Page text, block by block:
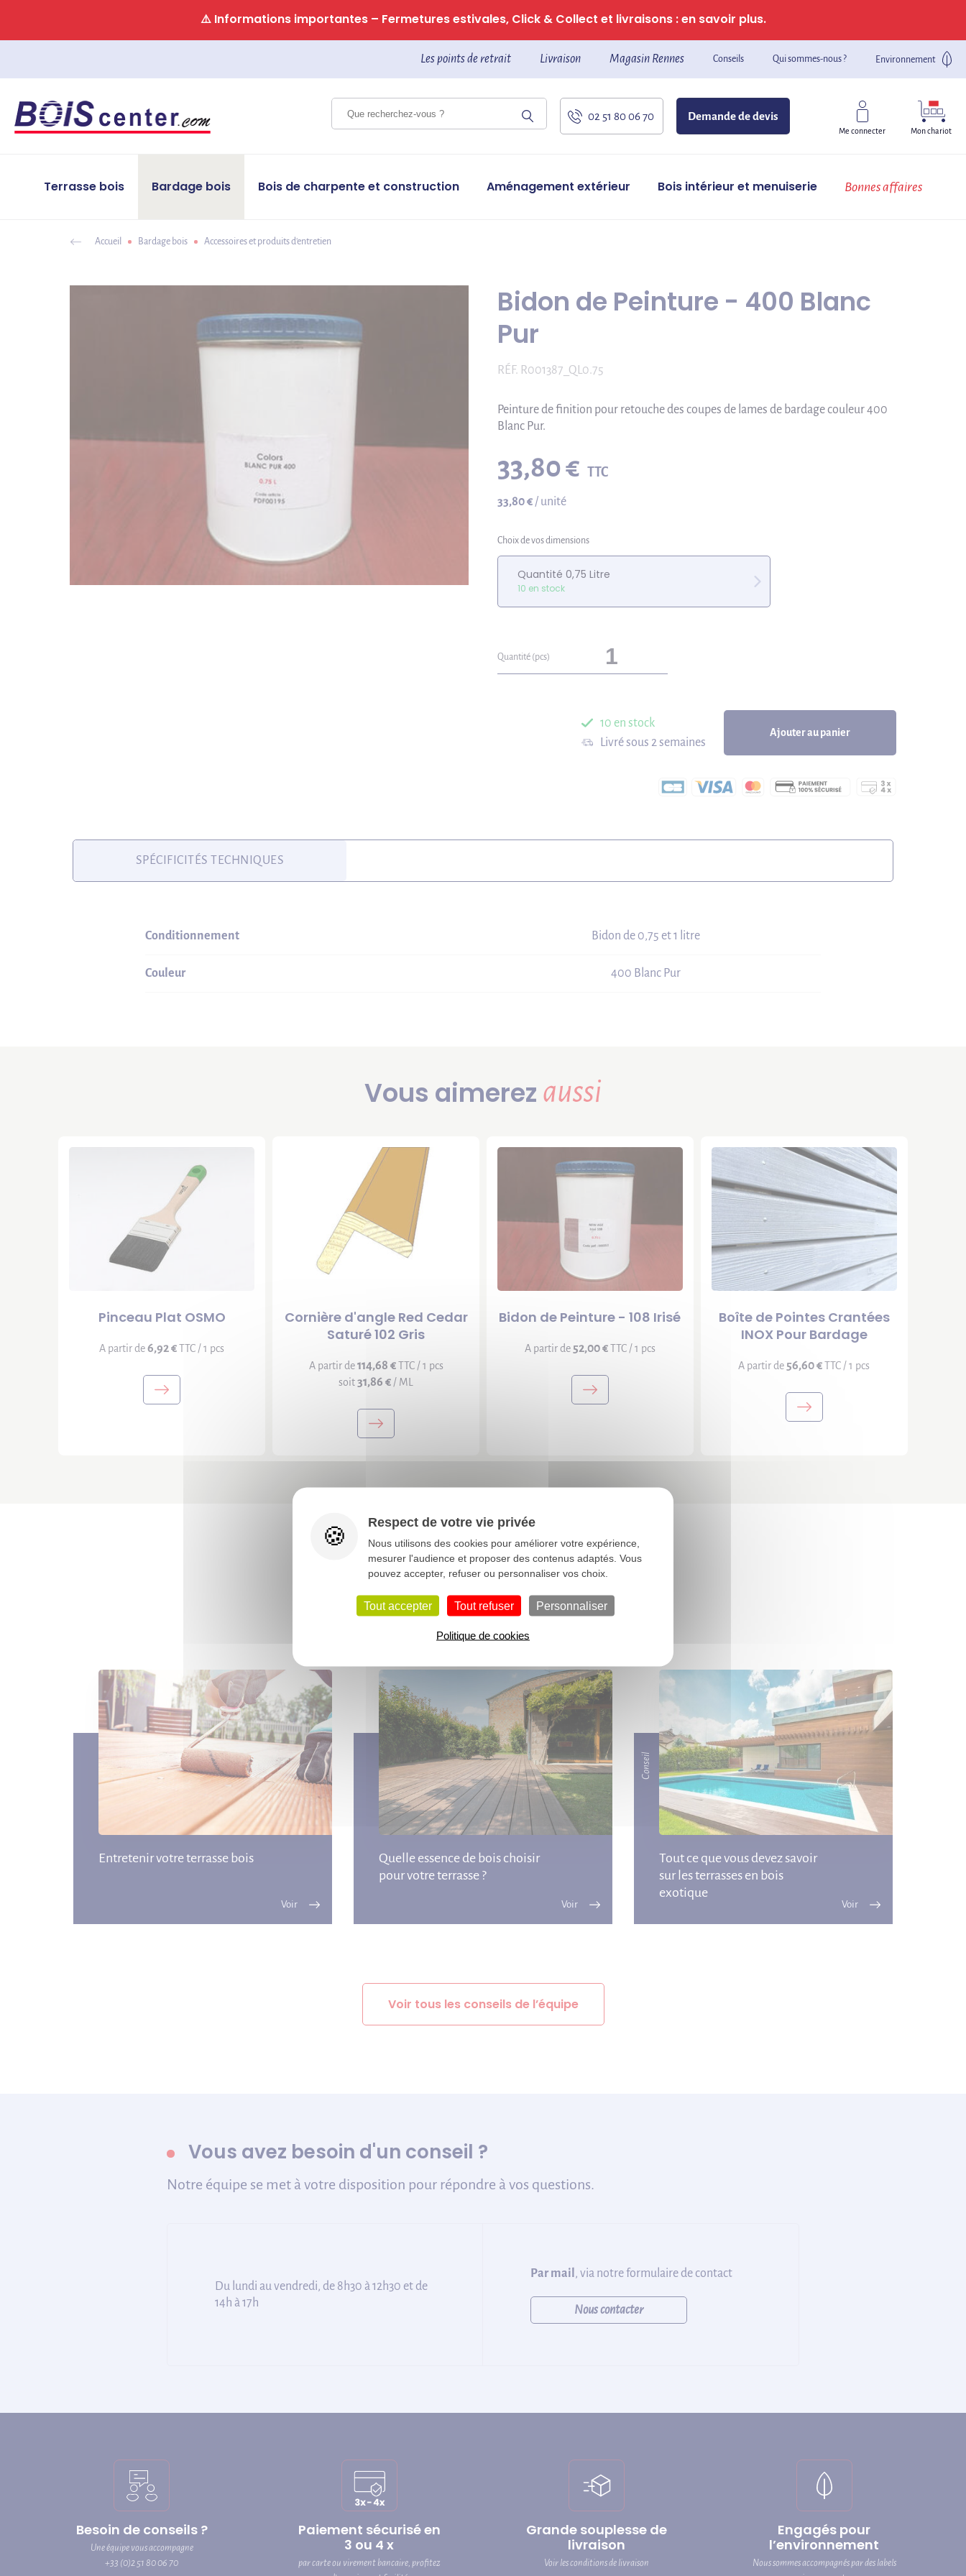
⚠️ Informations importantes – Fermetures estivales, Click & Collect et livraisons : en savoir plus.
Les points de retrait Livraison Magasin Rennes Conseils Qui sommes-nous ? Environnement
02 51 80 06 70 Demande de devis
Me connecter Mon chariot
Terrasse bois Bardage bois Bois de charpente et construction Aménagement extérieur Bois intérieur et menuiserie Bonnes affaires
Accueil Bardage bois Accessoires et produits d'entretien
Bidon de Peinture - 400 Blanc
Pur
RÉF. R001387_QL0.75
Peinture de finition pour retouche des coupes de lames de bardage couleur 400
Blanc Pur.
33,80 € TTC
33,80 € / unité
Choix de vos dimensions
Quantité 0,75 Litre
10 en stock
Quantité (pcs)
10 en stock
Livré sous 2 semaines
Ajouter au panier
SPÉCIFICITÉS TECHNIQUES
Conditionnement Bidon de 0,75 et 1 litre
Couleur 400 Blanc Pur
Vous aimerez aussi
Pinceau Plat OSMO
A partir de6,92 €TTC / 1 pcs
Cornière d'angle Red Cedar
Saturé 102 Gris
A partir de114,68 €TTC / 1 pcs
soit31,86 € / ML
Bidon de Peinture - 108 Irisé
A partir de 52,00 €TTC / 1 pcs
Boîte de Pointes Crantées
INOX Pour Bardage
A partir de 56,60 €TTC / 1 pcs
Découvrez nosconseils & actus.
Entretenir votre terrasse bois
Quelle essence de bois choisir
pour votre terrasse ?
Conseil
Tout ce que vous devez savoir
sur les terrasses en bois
exotique
Voir tous les conseils de l’équipe
Vous avez besoin d'un conseil ?
Notre équipe se met à votre disposition pour répondre à vos questions.
Du lundi au vendredi, de 8h30 à 12h30 et de
14h à 17h
Par mail , via notre formulaire de contact
Nous contacter
Besoin de conseils ?
Une équipe vous accompagne
+33 (0)2 51 80 06 70
Paiement sécurisé en
3 ou 4 x
par carte ou virement bancaire, profitez
Grande souplesse de
livraison
Voir les conditions de livraison
Engagés pour
l’environnement
Nous sommes accompagnés par des labels
Respect de votre vie privée
Nous utilisons des cookies pour améliorer votre expérience,
mesurer l'audience et proposer des contenus adaptés. Vous
pouvez accepter, refuser ou personnaliser vos choix.
Tout accepter Tout refuser Personnaliser
Politique de cookies